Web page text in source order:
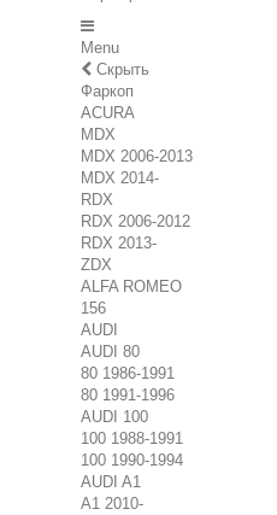
Menu
Скрыть
Фаркоп
ACURA
MDX
MDX 2006-2013
MDX 2014-
RDX
RDX 2006-2012
RDX 2013-
ZDX
ALFA ROMEO
156
AUDI
AUDI 80
80 1986-1991
80 1991-1996
AUDI 100
100 1988-1991
100 1990-1994
AUDI A1
A1 2010-